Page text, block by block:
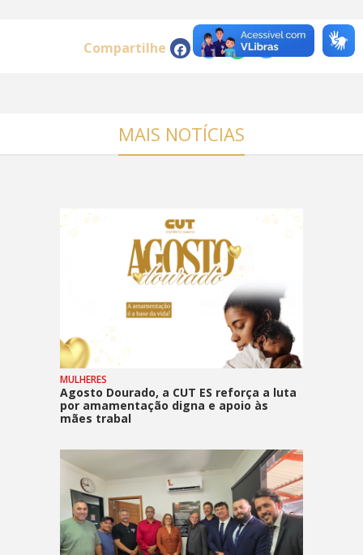
Compartilhe
MAIS NOTÍCIAS
MULHERES
Agosto Dourado, a CUT ES reforça a luta
por amamentação digna e apoio às
mães trabal